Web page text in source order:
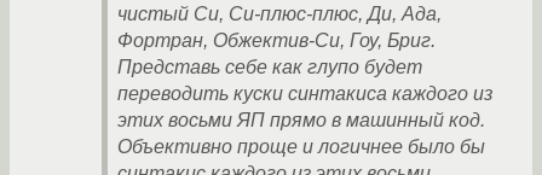
чистый Си, Cи-плюс-плюс, Ди, Ада,
Фортран, Обжектив-Си, Гоу, Бриг.
Представь себе как глупо будет
переводить куски синтакиса каждого из
этих восьми ЯП прямо в машинный код.
Объективно проще и логичнее было бы